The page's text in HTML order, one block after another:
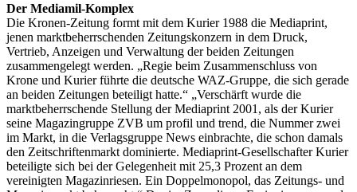
Der Mediamil-Komplex
Die Kronen-Zeitung formt mit dem Kurier 1988 die Mediaprint,
jenen marktbeherrschenden Zeitungskonzern in dem Druck,
Vertrieb, Anzeigen und Verwaltung der beiden Zeitungen
zusammengelegt werden. „Regie beim Zusammenschluss von
Krone und Kurier führte die deutsche WAZ-Gruppe, die sich gerade
an beiden Zeitungen beteiligt hatte.“ „Verschärft wurde die
marktbeherrschende Stellung der Mediaprint 2001, als der Kurier
seine Magazingruppe ZVB um profil und trend, die Nummer zwei
im Markt, in die Verlagsgruppe News einbrachte, die schon damals
den Zeitschriftenmarkt dominierte. Mediaprint-Gesellschafter Kurier
beteiligte sich bei der Gelegenheit mit 25,3 Prozent an dem
vereinigten Magazinriesen. Ein Doppelmonopol, das Zeitungs- und